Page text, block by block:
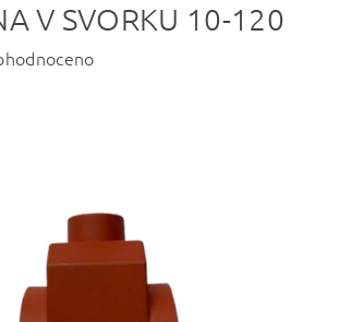
V SVORKU 10-120